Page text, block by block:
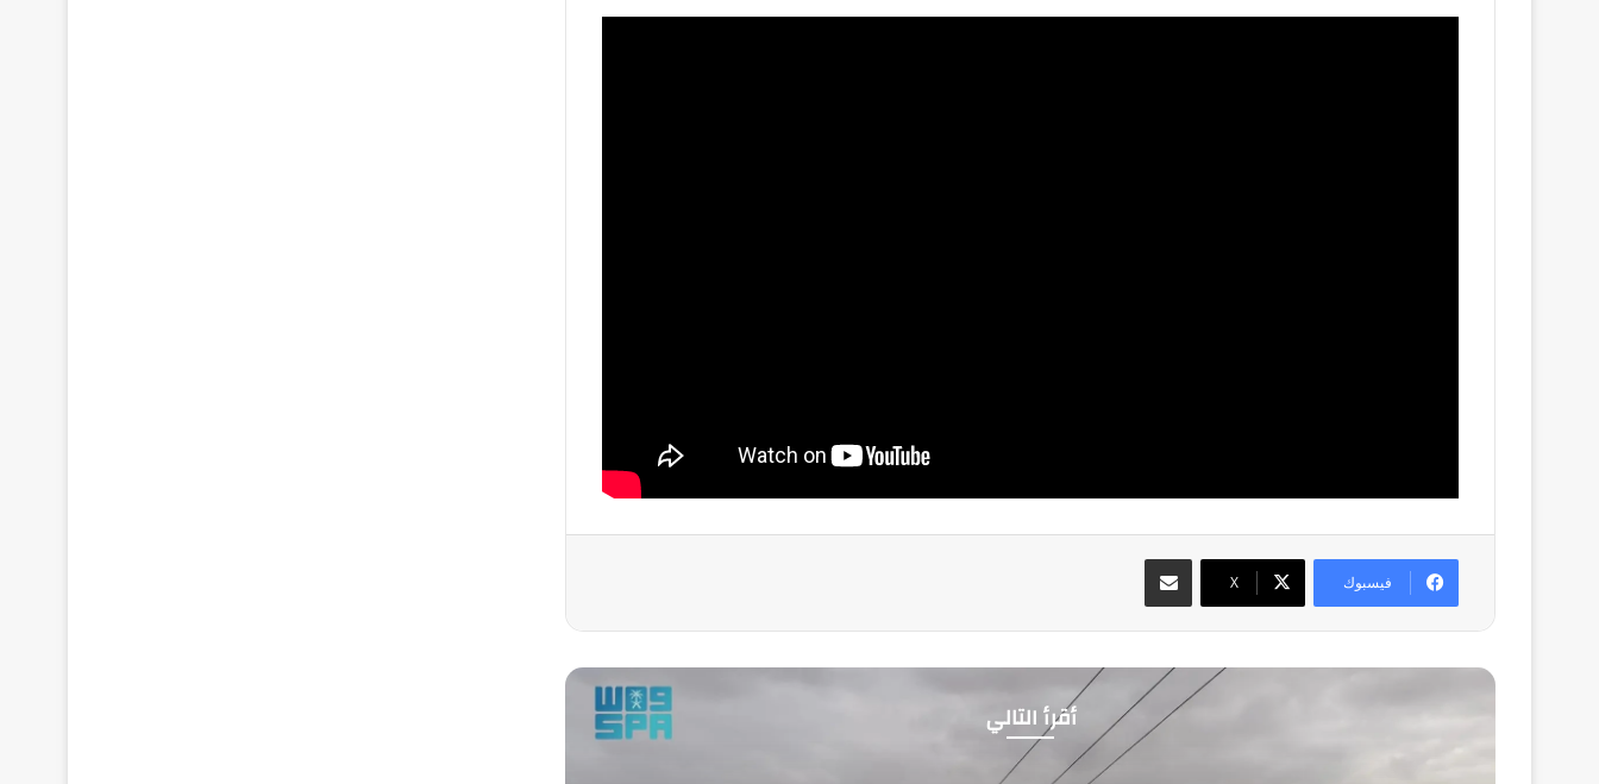
فيسبوك ‫X
مشاركة عبر البريد
أقرأ التالي